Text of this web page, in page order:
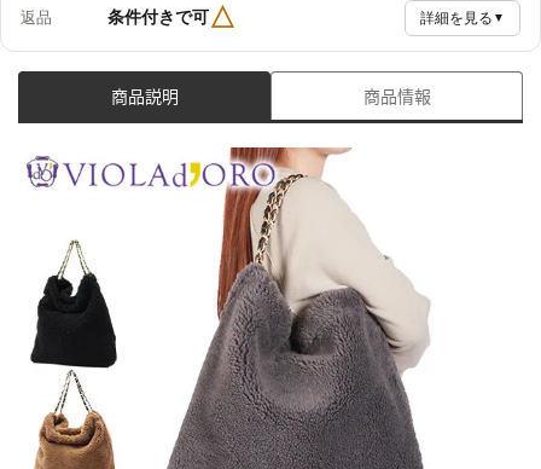
返品 条件付きで可△ 詳細を見る ▼
商品説明 商品情報